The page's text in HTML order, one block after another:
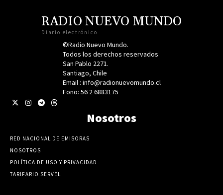
RADIO NUEVO MUNDO
Diario electrónico
©Radio Nuevo Mundo.
Todos los derechos reservados
San Pablo 2271.
Santiago, Chile
Email : info@radionuevomundo.cl
Fono: 56 2 6883175
Nosotros
RED NACIONAL DE EMISORAS
NOSOTROS
POLÍTICA DE USO Y PRIVACIDAD
TARIFARIO SERVEL